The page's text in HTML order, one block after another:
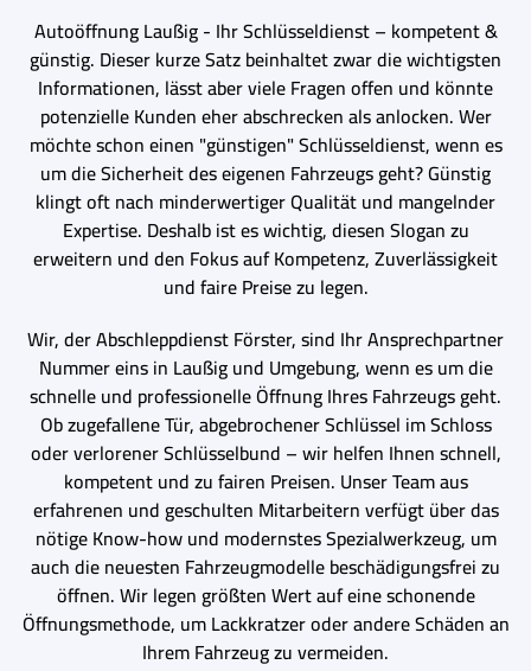
Autoöffnung Laußig - Ihr Schlüsseldienst – kompetent &
günstig. Dieser kurze Satz beinhaltet zwar die wichtigsten
Informationen, lässt aber viele Fragen offen und könnte
potenzielle Kunden eher abschrecken als anlocken. Wer
möchte schon einen "günstigen" Schlüsseldienst, wenn es
um die Sicherheit des eigenen Fahrzeugs geht? Günstig
klingt oft nach minderwertiger Qualität und mangelnder
Expertise. Deshalb ist es wichtig, diesen Slogan zu
erweitern und den Fokus auf Kompetenz, Zuverlässigkeit
und faire Preise zu legen.
Wir, der Abschleppdienst Förster, sind Ihr Ansprechpartner
Nummer eins in Laußig und Umgebung, wenn es um die
schnelle und professionelle Öffnung Ihres Fahrzeugs geht.
Ob zugefallene Tür, abgebrochener Schlüssel im Schloss
oder verlorener Schlüsselbund – wir helfen Ihnen schnell,
kompetent und zu fairen Preisen. Unser Team aus
erfahrenen und geschulten Mitarbeitern verfügt über das
nötige Know-how und modernstes Spezialwerkzeug, um
auch die neuesten Fahrzeugmodelle beschädigungsfrei zu
öffnen. Wir legen größten Wert auf eine schonende
Öffnungsmethode, um Lackkratzer oder andere Schäden an
Ihrem Fahrzeug zu vermeiden.